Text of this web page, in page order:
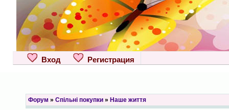
Вход Регистрация
Форум » Спільні покупки» Наше життя